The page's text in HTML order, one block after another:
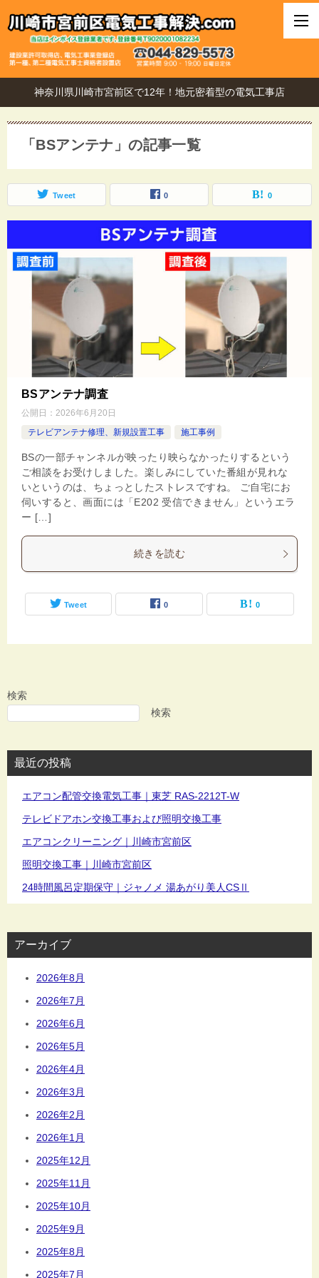
神奈川県川崎市宮前区で12年！地元密着型の電気工事店
「BSアンテナ」の記事一覧
Tweet 0 0
BSアンテナ調査
公開日： 2026年6月20日
テレビアンテナ修理、新規設置工事
施工事例
BSの一部チャンネルが映ったり映らなかったりするという
ご相談をお受けしました。楽しみにしていた番組が見れな
いというのは、ちょっとしたストレスですね。 ご自宅にお
伺いすると、画面には「E202 受信できません」というエラ
ー […]
続きを読む
Tweet 0 0
検索
検索
最近の投稿
エアコン配管交換電気工事｜東芝 RAS-2212T-W
テレビドアホン交換工事および照明交換工事
エアコンクリーニング｜川崎市宮前区
照明交換工事｜川崎市宮前区
24時間風呂定期保守｜ジャノメ 湯あがり美人CSⅡ
アーカイブ
2026年8月
2026年7月
2026年6月
2026年5月
2026年4月
2026年3月
2026年2月
2026年1月
2025年12月
2025年11月
2025年10月
2025年9月
2025年8月
2025年7月